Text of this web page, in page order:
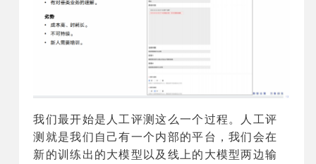
我们最开始是人工评测这么一个过程。人工评
测就是我们自己有一个内部的平台，我们会在
新的训练出的大模型以及线上的大模型两边输